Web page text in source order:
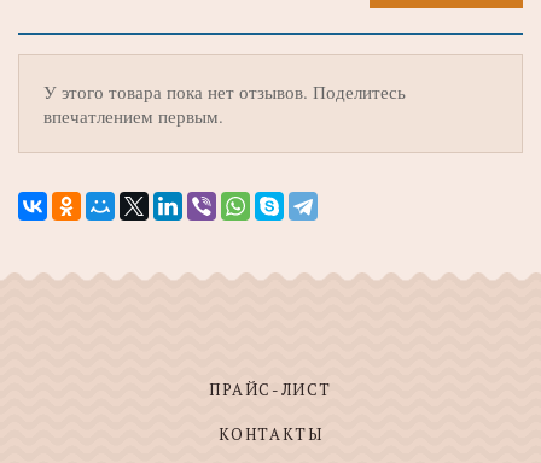
У этого товара пока нет отзывов. Поделитесь
впечатлением первым.
ПРАЙС-ЛИСТ
КОНТАКТЫ